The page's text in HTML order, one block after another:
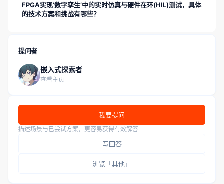
FPGA实现‘数字孪生’中的实时仿真与硬件在环(HIL)测试，具体
的技术方案和挑战有哪些？
提问者
嵌入式探索者
查看主页
我要提问
描述场景与已尝试方案，更容易获得有效解答
写回答
浏览「其他」